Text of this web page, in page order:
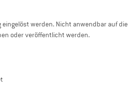
werden. Nicht anwendbar auf die
oder veröffentlicht werden.